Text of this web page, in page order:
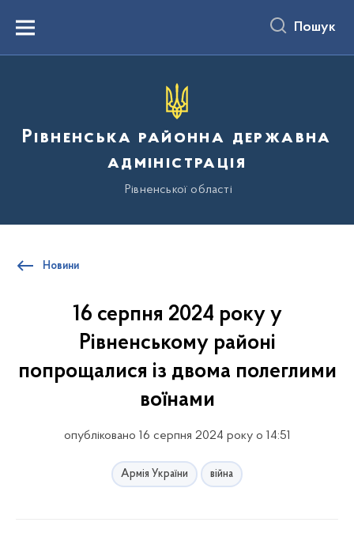
вмістуMenu Пошук
Рівненська районна державна
адміністрація
Рівненської області
Новини
16 серпня 2024 року у
Рівненському районі
попрощалися із двома полеглими
воїнами
опубліковано 16 серпня 2024 року о 14:51
Армія України війна